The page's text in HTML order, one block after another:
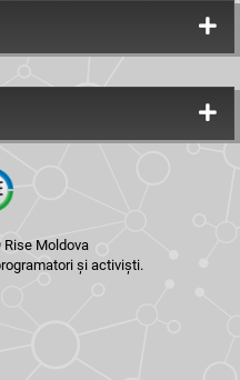
Moldova
și activiști.